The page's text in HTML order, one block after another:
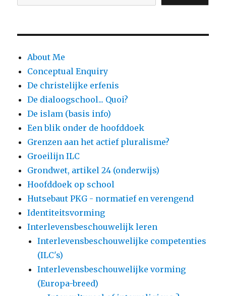
About Me
Conceptual Enquiry
De christelijke erfenis
De dialoogschool... Quoi?
De islam (basis info)
Een blik onder de hoofddoek
Grenzen aan het actief pluralisme?
Groeilijn ILC
Grondwet, artikel 24 (onderwijs)
Hoofddoek op school
Hutsebaut PKG - normatief en verengend
Identiteitsvorming
Interlevensbeschouwelijk leren
Interlevensbeschouwelijke competenties
(ILC's)
Interlevensbeschouwelijke vorming
(Europa-breed)